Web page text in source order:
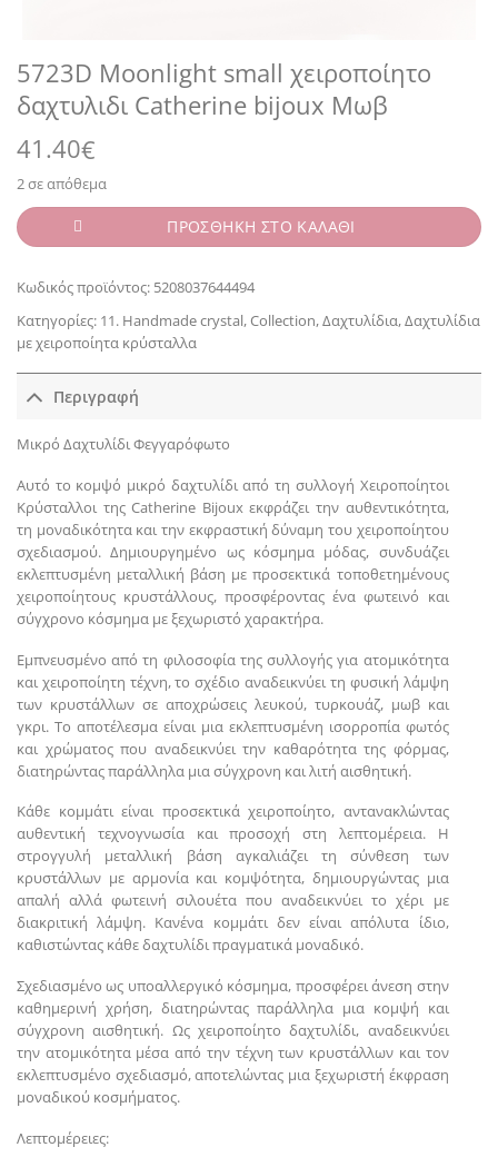
5723D Moonlight small χειροποίητο
δαχτυλιδι Catherine bijoux Μωβ
41.40€
2 σε απόθεμα
ΠΡΟΣΘΗΚΗ ΣΤΟ ΚΑΛΑΘΙ
Κωδικός προϊόντος: 5208037644494
Κατηγορίες: 11. Handmade crystal,Collection,Δαχτυλίδια,Δαχτυλίδια
με χειροποίητα κρύσταλλα
Περιγραφή
Μικρό Δαχτυλίδι Φεγγαρόφωτο
Αυτό το κομψό μικρό δαχτυλίδι από τη συλλογή Χειροποίητοι
Κρύσταλλοι της Catherine Bijoux εκφράζει την αυθεντικότητα,
τη μοναδικότητα και την εκφραστική δύναμη του χειροποίητου
σχεδιασμού. Δημιουργημένο ως κόσμημα μόδας, συνδυάζει
εκλεπτυσμένη μεταλλική βάση με προσεκτικά τοποθετημένους
χειροποίητους κρυστάλλους, προσφέροντας ένα φωτεινό και
σύγχρονο κόσμημα με ξεχωριστό χαρακτήρα.
Εμπνευσμένο από τη φιλοσοφία της συλλογής για ατομικότητα
και χειροποίητη τέχνη, το σχέδιο αναδεικνύει τη φυσική λάμψη
των κρυστάλλων σε αποχρώσεις λευκού, τυρκουάζ, μωβ και
γκρι. Το αποτέλεσμα είναι μια εκλεπτυσμένη ισορροπία φωτός
και χρώματος που αναδεικνύει την καθαρότητα της φόρμας,
διατηρώντας παράλληλα μια σύγχρονη και λιτή αισθητική.
Κάθε κομμάτι είναι προσεκτικά χειροποίητο, αντανακλώντας
αυθεντική τεχνογνωσία και προσοχή στη λεπτομέρεια. Η
στρογγυλή μεταλλική βάση αγκαλιάζει τη σύνθεση των
κρυστάλλων με αρμονία και κομψότητα, δημιουργώντας μια
απαλή αλλά φωτεινή σιλουέτα που αναδεικνύει το χέρι με
διακριτική λάμψη. Κανένα κομμάτι δεν είναι απόλυτα ίδιο,
καθιστώντας κάθε δαχτυλίδι πραγματικά μοναδικό.
Σχεδιασμένο ως υποαλλεργικό κόσμημα, προσφέρει άνεση στην
καθημερινή χρήση, διατηρώντας παράλληλα μια κομψή και
σύγχρονη αισθητική. Ως χειροποίητο δαχτυλίδι, αναδεικνύει
την ατομικότητα μέσα από την τέχνη των κρυστάλλων και τον
εκλεπτυσμένο σχεδιασμό, αποτελώντας μια ξεχωριστή έκφραση
μοναδικού κοσμήματος.
Λεπτομέρειες: